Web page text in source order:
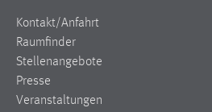
Kontakt/Anfahrt
Raumfinder
Stellenangebote
Presse
Veranstaltungen